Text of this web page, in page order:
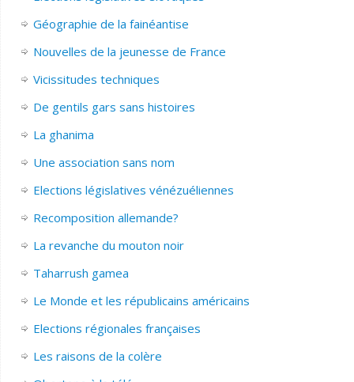
Géographie de la fainéantise
Nouvelles de la jeunesse de France
Vicissitudes techniques
De gentils gars sans histoires
La ghanima
Une association sans nom
Elections législatives vénézuéliennes
Recomposition allemande?
La revanche du mouton noir
Taharrush gamea
Le Monde et les républicains américains
Elections régionales françaises
Les raisons de la colère